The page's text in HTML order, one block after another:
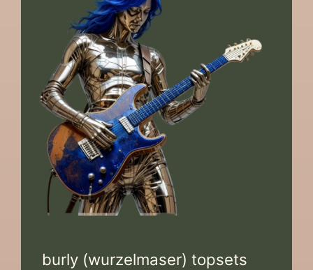
burly (wurzelmaser) topsets